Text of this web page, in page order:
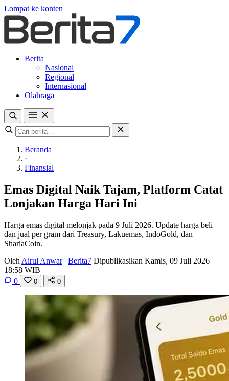
Lompat ke konten
Berita
Nasional
Regional
Internasional
Olahraga
Beranda
·
Finansial
Emas Digital Naik Tajam, Platform Catat
Lonjakan Harga Hari Ini
Harga emas digital melonjak pada 9 Juli 2026. Update harga beli
dan jual per gram dari Treasury, Lakuemas, IndoGold, dan
ShariaCoin.
Oleh Airul Anwar | Berita7 Dipublikasikan Kamis, 09 Juli 2026
18:58 WIB
0
0 0